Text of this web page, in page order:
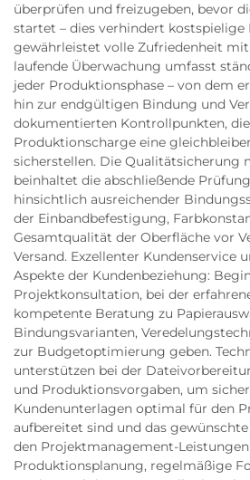
überprüfen und freizugeben, bevor
startet – dies verhindert kostspielige
gewährleistet volle Zufriedenheit
laufende Überwachung umfasst
jeder Produktionsphase – von dem
hin zur endgültigen Bindung und
dokumentierten Kontrollpunkten,
Produktionscharge eine
sicherstellen. Die Qualitätsicherung
beinhaltet die abschließende
hinsichtlich ausreichender
der Einbandbefestigung,
Gesamtqualität der Oberfläche vor
Versand. Exzellenter Kundenservice
Aspekte der Kundenbeziehung:
Projektkonsultation, bei der
kompetente Beratung zu
Bindungsvarianten,
zur Budgetoptimierung geben.
unterstützen bei der
und Produktionsvorgaben, um
Kundenunterlagen optimal für den
aufbereitet sind und das
den Projektmanagement-
Produktionsplanung, regelmäßige